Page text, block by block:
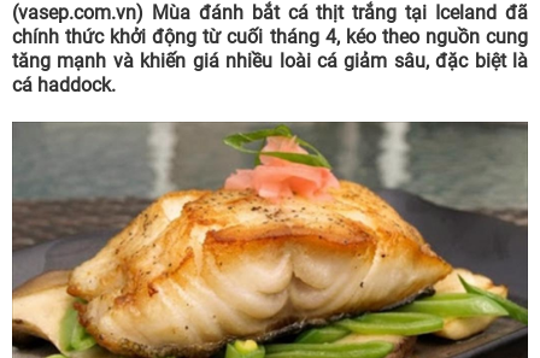
(vasep.com.vn) Mùa đánh bắt cá thịt trắng tại Iceland đã
chính thức khởi động từ cuối tháng 4, kéo theo nguồn cung
tăng mạnh và khiến giá nhiều loài cá giảm sâu, đặc biệt là
cá haddock.